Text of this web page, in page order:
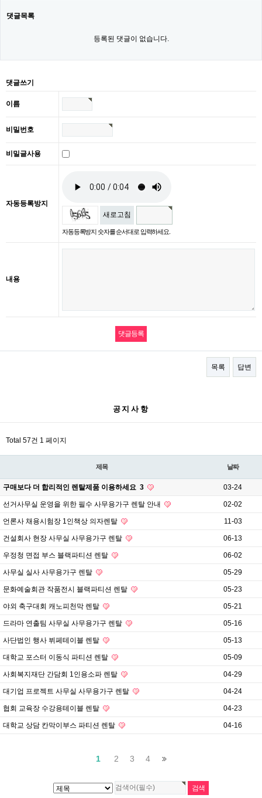
댓글목록
등록된 댓글이 없습니다.
댓글쓰기
이름
비밀번호
비밀글사용
자동등록방지
새로고침
자동등록방지 숫자를 순서대로 입력하세요.
내용
목록 답변
공지사항
Total 57건 1 페이지
제목 날짜
구매보다 더 합리적인 렌탈제품 이용하세요 3 03-24
선거사무실 운영을 위한 필수 사무용가구 렌탈 안내 02-02
언론사 채용시험장 1인책상 의자렌탈 11-03
건설회사 현장 사무실 사무용가구 렌탈 06-13
우정청 면접 부스 블랙파티션 렌탈 06-02
사무실 실사 사무용가구 렌탈 05-29
문화예술회관 작품전시 블랙파티션 렌탈 05-23
야외 축구대회 캐노피천막 렌탈 05-21
드라마 연출팀 사무실 사무용가구 렌탈 05-16
사단법인 행사 뷔페테이블 렌탈 05-13
대학교 포스터 이동식 파티션 렌탈 05-09
사회복지재단 간담회 1인용소파 렌탈 04-29
대기업 프로젝트 사무실 사무용가구 렌탈 04-24
협회 교육장 수강용테이블 렌탈 04-23
대학교 상담 칸막이부스 파티션 렌탈 04-16
1 2 3 4